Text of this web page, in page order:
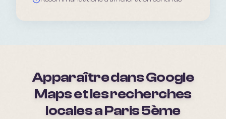
Apparaître dans Google
Maps et les recherches
locales aParis 5ème